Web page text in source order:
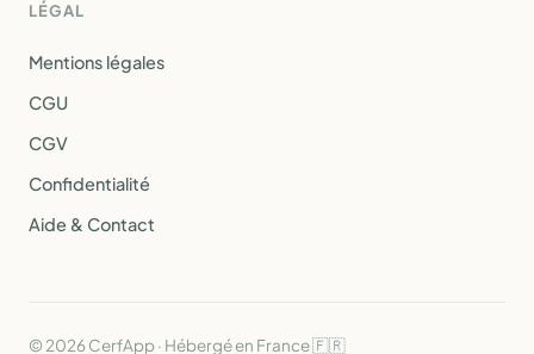
LÉGAL
Mentions légales
CGU
CGV
Confidentialité
Aide & Contact
© 2026 CerfApp · Hébergé en France 🇫🇷